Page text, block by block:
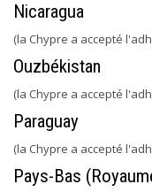
Nicaragua
(la Chypre a accepté
Ouzbékistan
(la Chypre a accepté
Paraguay
(la Chypre a accepté
Pays-Bas